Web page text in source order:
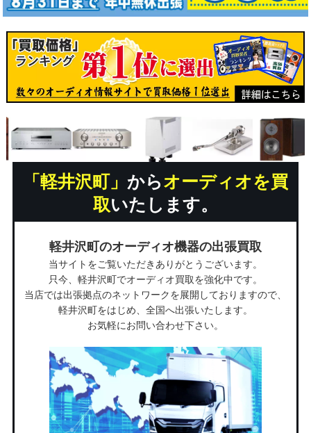
「軽井沢町」 からオーディオを買
取いたします。
軽井沢町のオーディオ機器の出張買取
当サイトをご覧いただきありがとうございます。
只今、軽井沢町でオーディオ買取を強化中です。
当店では出張拠点のネットワークを展開しておりますので、
軽井沢町をはじめ、全国へ出張いたします。
お気軽にお問い合わせ下さい。